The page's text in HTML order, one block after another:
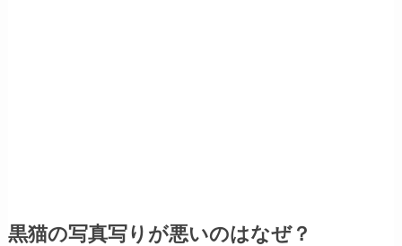
黒猫の写真写りが悪いのはなぜ？